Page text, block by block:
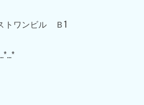
トワンビル Ｂ1